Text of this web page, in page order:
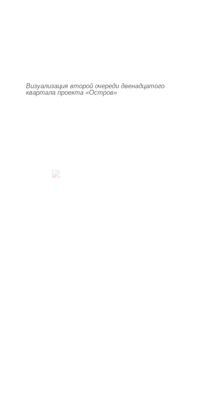
Визуализация второй очереди двенадцатого
квартала проекта «Остров»